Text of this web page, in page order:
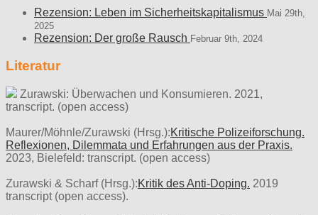
Rezension: Leben im Sicherheitskapitalismus Mai 29th,
2025
Rezension: Der große Rausch Februar 9th, 2024
Literatur
Zurawski: Überwachen und Konsumieren. 2021,
transcript. (open access)
Maurer/Möhnle/Zurawski (Hrsg.):Kritische Polizeiforschung.
Reflexionen, Dilemmata und Erfahrungen aus der Praxis.
2023, Bielefeld: transcript. (open access)
Zurawski & Scharf (Hrsg.):Kritik des Anti-Doping. 2019
transcript (open access).